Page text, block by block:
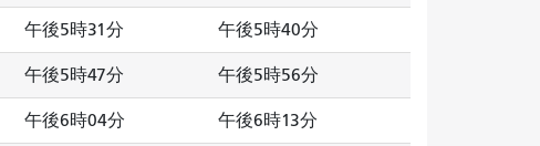
午後5時31分 午後5時40分
午後5時47分 午後5時56分
午後6時04分 午後6時13分